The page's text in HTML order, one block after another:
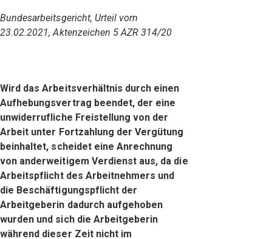
Bundesarbeitsgericht, Urteil vom
23.02.2021, Aktenzeichen 5 AZR 314/20
Wird das Arbeitsverhältnis durch einen
Aufhebungsvertrag beendet, der eine
unwiderrufliche Freistellung von der
Arbeit unter Fortzahlung der Vergütung
beinhaltet, scheidet eine Anrechnung
von anderweitigem Verdienst aus, da die
Arbeitspflicht des Arbeitnehmers und
die Beschäftigungspflicht der
Arbeitgeberin dadurch aufgehoben
wurden und sich die Arbeitgeberin
während dieser Zeit nicht im